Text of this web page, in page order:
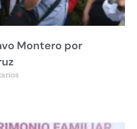
Montero por